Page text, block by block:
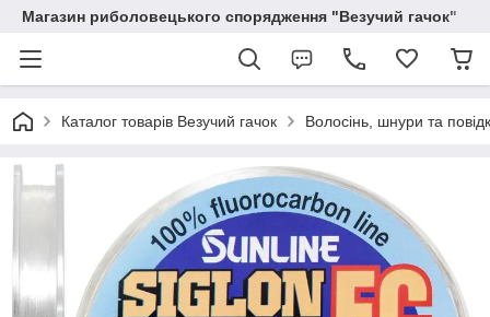
Магазин риболовецького спорядження "Везучий гачок"
Каталог товарів Везучий гачок Волосінь, шнури та